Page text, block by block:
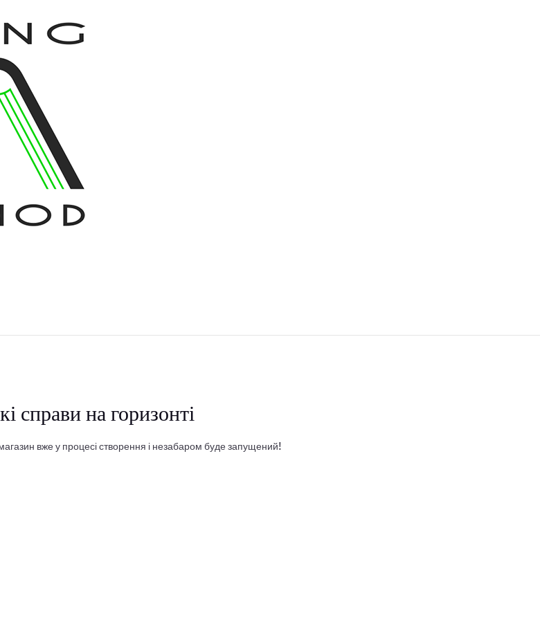
справи на горизонті
вже у процесі створення і незабаром буде запущений!